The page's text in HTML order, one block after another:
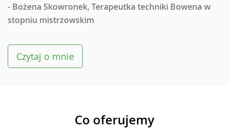
- Bożena Skowronek, Terapeutka techniki Bowena w
stopniu mistrzowskim
Czytaj o mnie
Co oferujemy